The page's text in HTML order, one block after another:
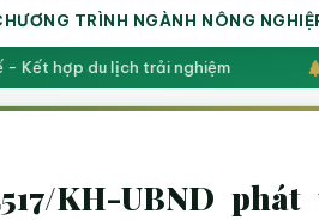
TRÌNH NGÀNH NÔNG
hợp du lịch trải nghiệm
KH-UBND